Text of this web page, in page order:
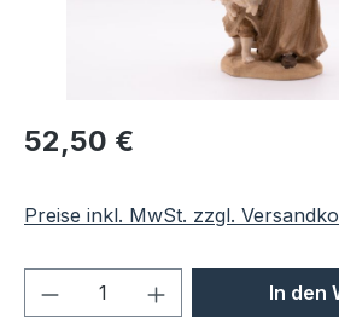
Regulärer Preis:
52,50 €
Preise inkl. MwSt. zzgl.
Produkt Anzahl: GibIn den